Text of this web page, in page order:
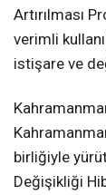
Artırılması
verimli
istişare ve
birliğiyle
Değişikliği